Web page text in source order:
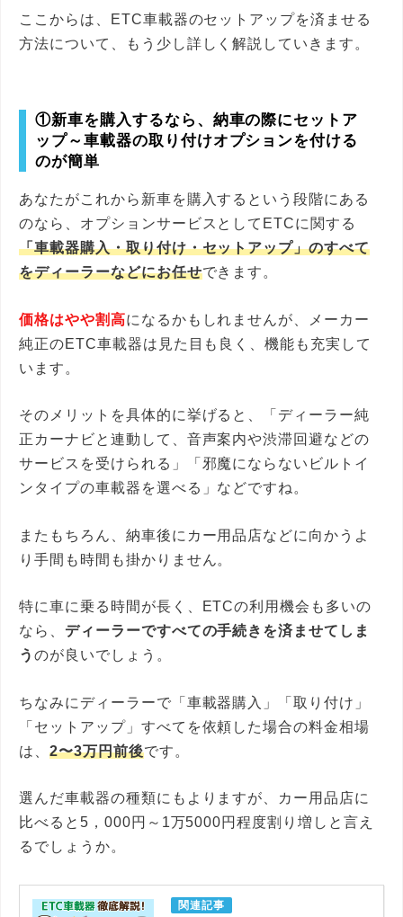
ここからは、ETC車載器のセットアップを済ませる
方法について、もう少し詳しく解説していきます。
①新車を購入するなら、納車の際にセットア
ップ～車載器の取り付けオプションを付ける
のが簡単
あなたがこれから新車を購入するという段階にある
のなら、オプションサービスとしてETCに関する
「車載器購入・取り付け・セットアップ」のすべて
をディーラーなどにお任せできます。
価格はやや割高になるかもしれませんが、メーカー
純正のETC車載器は見た目も良く、機能も充実して
います。
そのメリットを具体的に挙げると、「ディーラー純
正カーナビと連動して、音声案内や渋滞回避などの
サービスを受けられる」「邪魔にならないビルトイ
ンタイプの車載器を選べる」などですね。
またもちろん、納車後にカー用品店などに向かうよ
り手間も時間も掛かりません。
特に車に乗る時間が長く、ETCの利用機会も多いの
なら、 ディーラーですべての手続きを済ませてしま
う のが良いでしょう。
ちなみにディーラーで「車載器購入」「取り付け」
「セットアップ」すべてを依頼した場合の料金相場
は、 2〜3万円前後です。
選んだ車載器の種類にもよりますが、カー用品店に
比べると5，000円～1万5000円程度割り増しと言え
るでしょうか。